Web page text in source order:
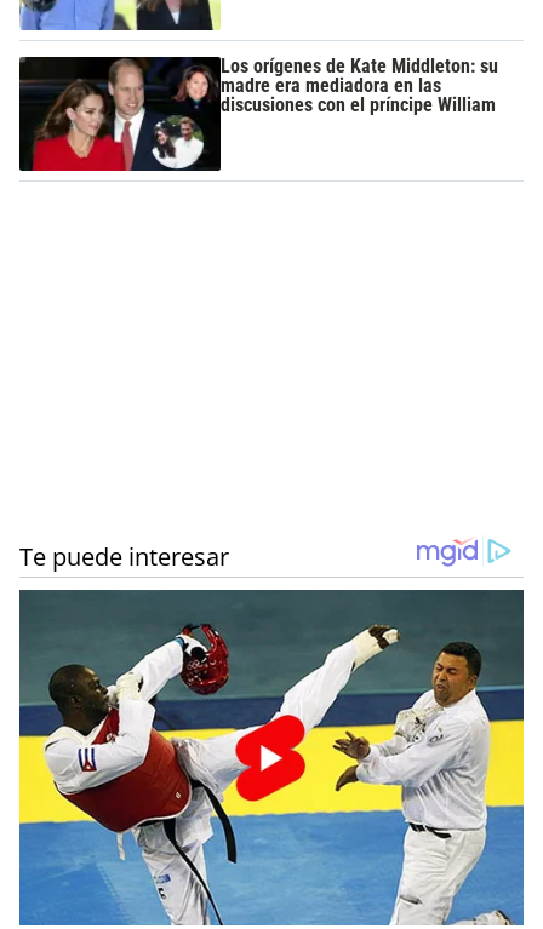
Los orígenes de Kate Middleton: su
madre era mediadora en las
discusiones con el príncipe William